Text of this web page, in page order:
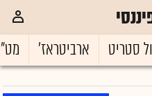
סטריט ארביטראז'